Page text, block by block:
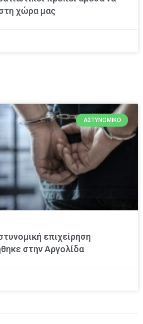
χώρα μας
ΑΣΤΥΝΟΜΙΚΌ
επιχείρηση
στην Αργολίδα